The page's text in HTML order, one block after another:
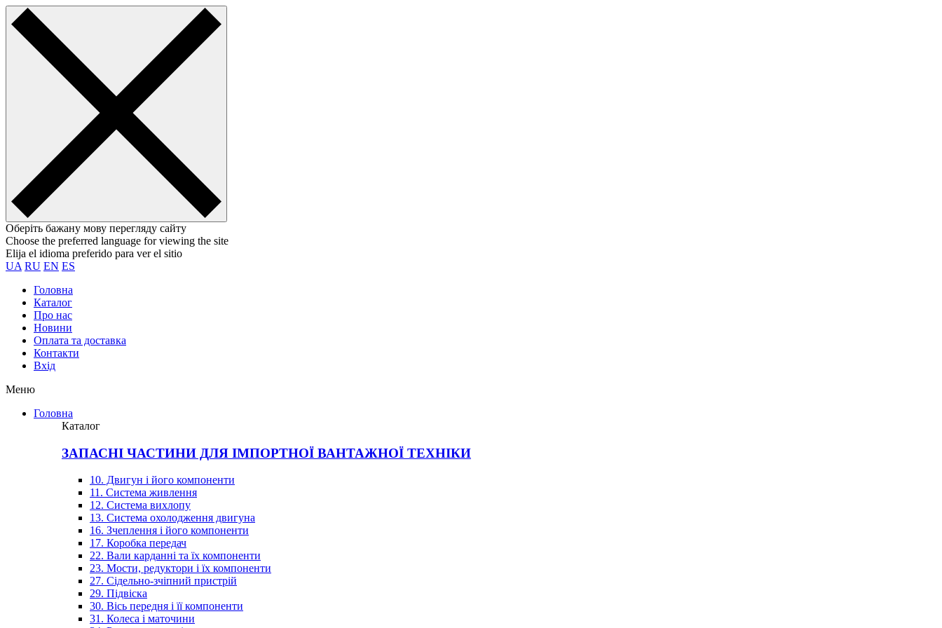
Оберіть бажану мову перегляду сайту
Choose the preferred language for viewing the site
Elija el idioma preferido para ver el sitio
UA RU EN ES
Головна
Каталог
Про нас
Новини
Оплата та доставка
Контакти
Вхiд
Меню
Головна
Каталог
ЗАПАСНІ ЧАСТИНИ ДЛЯ ІМПОРТНОЇ ВАНТАЖНОЇ ТЕХНІКИ
10. Двигун і його компоненти
11. Система живлення
12. Система вихлопу
13. Система охолодження двигуна
16. Зчеплення і його компоненти
17. Коробка передач
22. Вали карданні та їх компоненти
23. Мости, редуктори і їх компоненти
27. Сідельно-зчіпний пристрій
29. Підвіска
30. Вісь передня і її компоненти
31. Колеса і маточини